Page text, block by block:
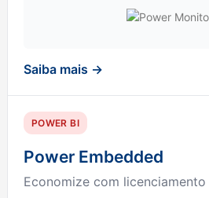
Saiba mais →
POWER BI
Power Embedded
Economize com